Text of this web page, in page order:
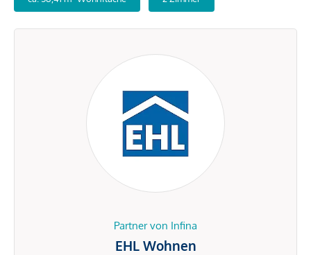
Partner von Infina
EHL Wohnen